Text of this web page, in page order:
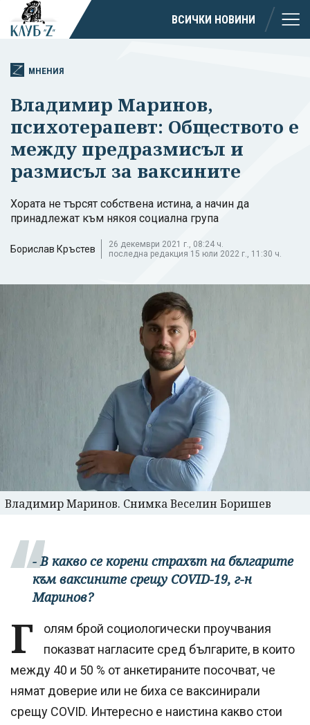
ВСИЧКИ НОВИНИ
МНЕНИЯ
Владимир Маринов,
психотерапевт: Обществото е
между предразмисъл и
размисъл за ваксините
Хората не търсят собствена истина, а начин да
принадлежат към някоя социална група
Борислав Кръстев
26 декември 2021 г., 08:24 ч.
последна редакция 15 юли 2022 г., 11:30 ч.
Владимир Маринов. Снимка Веселин Боришев
- В какво се корени страхът на българите
към ваксините срещу COVID-19, г-н
Маринов?
Г
олям брой социологически проучвания
показват нагласите сред българите, в които
между 40 и 50 % от анкетираните посочват, че
нямат доверие или не биха се ваксинирали
срещу COVID. Интересно е наистина какво стои